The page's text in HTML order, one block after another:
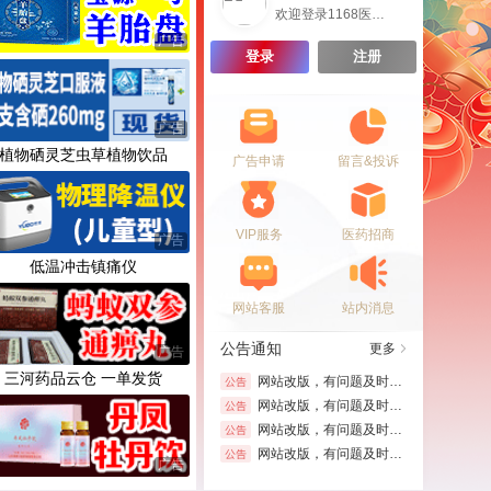
广告
植物硒灵芝虫草植物饮品
广告
低温冲击镇痛仪
广告
三河药品云仓 一单发货
广告
广告
欢迎登录1168医药保健品招商网
登录 注册
广告申请 留言&投诉
VIP服务 医药招商
网站客服 站内消息
公告通知 更多
网站改版，有问题及时联系在线客服！！！
网站改版，有问题及时联系在线客服！！！
网站改版，有问题及时联系在线客服！！！
网站改版，有问题及时联系在线客服！！！